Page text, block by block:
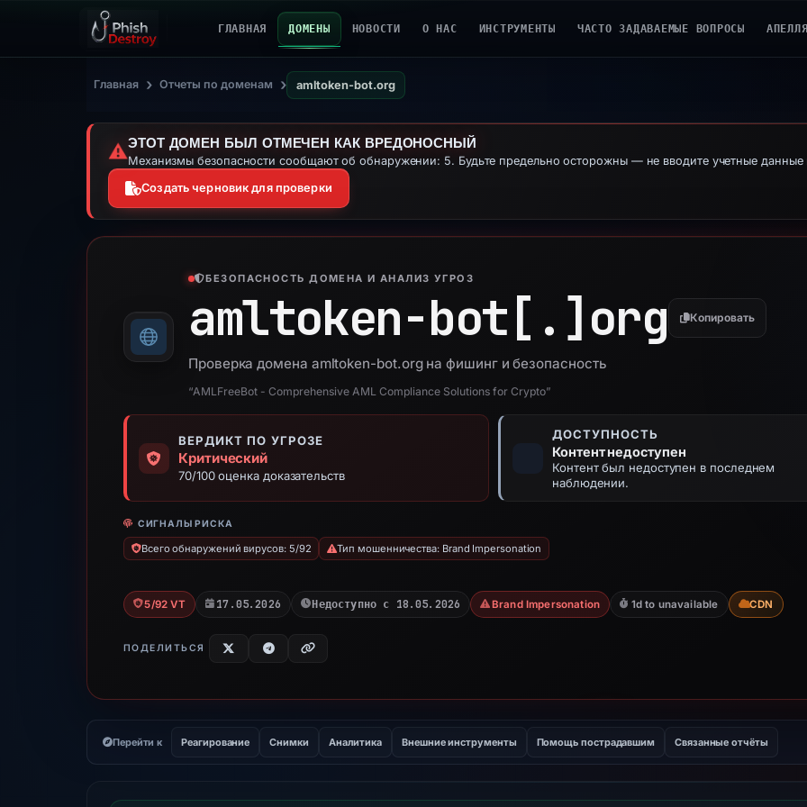
ГЛАВНАЯ ДОМЕНЫ НОВОСТИ О НАС ИНСТРУМЕНТЫ ЧАСТО ЗАДАВАЕМЫЕ ВОПРОСЫ
Главная › Отчеты по доменам › amltoken-bot.org
⚠️ЭТОТ ДОМЕН БЫЛ ОТМЕЧЕН КАК ВРЕДОНОСНЫЙ
Механизмы безопасности сообщают об обнаружении: 5. Будьте предельно осторожны — не вводите учетные
Создать черновик для проверки
БЕЗОПАСНОСТЬ ДОМЕНА И АНАЛИЗ УГРОЗ
amltoken-bot[.]org Копировать
Проверка домена amltoken-bot.org на фишинг и безопасность
“AMLFreeBot - Comprehensive AML Compliance Solutions for Crypto”
ВЕРДИКТ ПО УГРОЗЕ
Критический
70/100 оценка доказательств
ДОСТУПНОСТЬ
Контент недоступен
Контент был недоступен в последнем
наблюдении.
СИГНАЛЫ РИСКА
Всего обнаружений вирусов: 5/92 Тип мошенничества: Brand Impersonation
5/92 VT 17.05.2026 Недоступно с 18.05.2026 Brand Impersonation 1d to unavailable CDN
ПОДЕЛИТЬСЯ
Перейти к Реагирование Снимки Аналитика Внешние инструменты Помощь пострадавшим Связанные отчёты